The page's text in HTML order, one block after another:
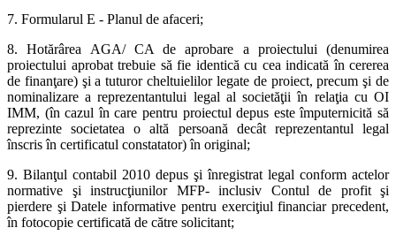
7. Formularul E - Planul de afaceri;
8. Hotărârea AGA/ CA de aprobare a proiectului (denumirea
proiectului aprobat trebuie să fie identică cu cea indicată în cererea
de finanţare) şi a tuturor cheltuielilor legate de proiect, precum şi de
nominalizare a reprezentantului legal al societăţii în relaţia cu OI
IMM, (în cazul în care pentru proiectul depus este împuternicită să
reprezinte societatea o altă persoană decât reprezentantul legal
înscris în certificatul constatator) în original;
9. Bilanţul contabil 2010 depus şi înregistrat legal conform actelor
normative şi instrucţiunilor MFP- inclusiv Contul de profit şi
pierdere şi Datele informative pentru exerciţiul financiar precedent,
în fotocopie certificată de către solicitant;